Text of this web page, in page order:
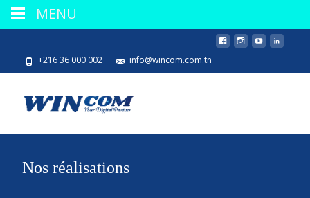
+216 36 000 002 info@wincom.com.tn
Nos réalisations
MENU